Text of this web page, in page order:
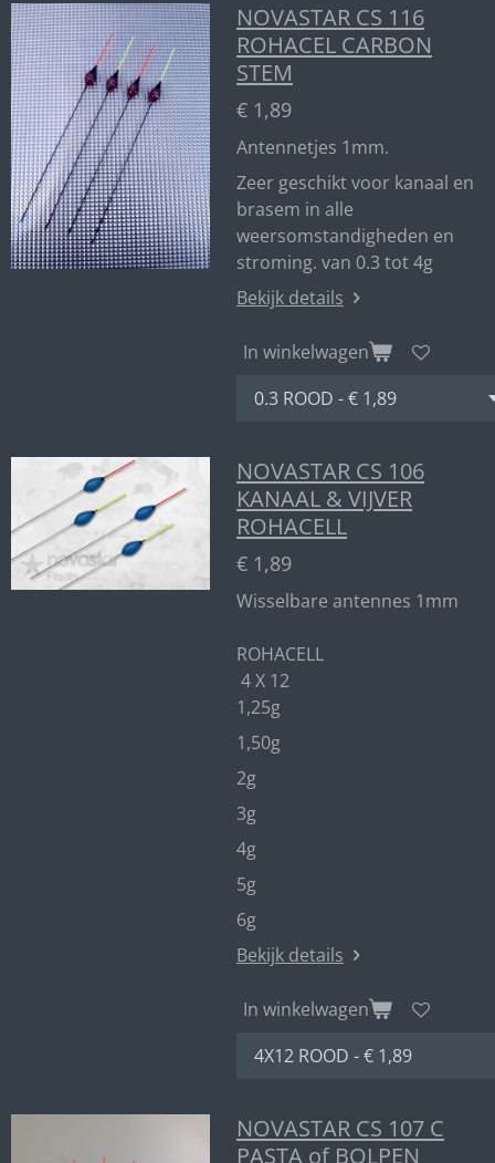
NOVASTAR CS 116
ROHACEL CARBON
STEM
€ 1,89
Antennetjes 1mm.
Zeer geschikt voor kanaal en
brasem in alle
weersomstandigheden en
stroming. van 0.3 tot 4g
Bekijk details
In winkelwagen
NOVASTAR CS 106
KANAAL & VIJVER
ROHACELL
€ 1,89
Wisselbare antennes 1mm
ROHACELL
4 X 12
1,25g
1,50g
2g
3g
4g
5g
6g
Bekijk details
In winkelwagen
NOVASTAR CS 107 C
PASTA of BOLPEN